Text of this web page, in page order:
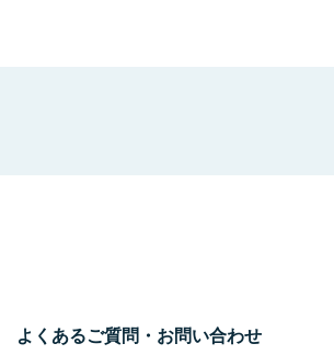
よくあるご質問・お問い合わせ